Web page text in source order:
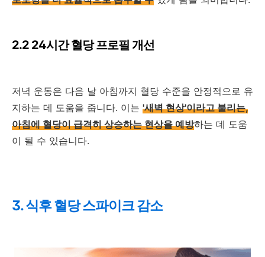
2.2 24시간 혈당 프로필 개선
저녁 운동은 다음 날 아침까지 혈당 수준을 안정적으로 유
지하는 데 도움을 줍니다. 이는 '새벽 현상'이라고 불리는,
아침에 혈당이 급격히 상승하는 현상을 예방하는 데 도움
이 될 수 있습니다.
3. 식후 혈당 스파이크 감소